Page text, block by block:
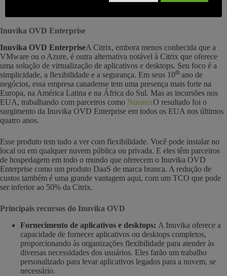
Inuvika OVD Enterprise
Inuvika OVD EnterpriseA Citrix, embora menos conhecida que a
VMware ou o Azure, é outra alternativa notável à Citrix que oferece
uma solução de virtualização de aplicativos e desktops. Seu foco é a
simplicidade, a flexibilidade e a segurança. Em seus 10th ano de
negócios, essa empresa canadense tem uma presença mais forte na
Europa, na América Latina e na África do Sul. Mas as incursões nos
EUA, trabalhando com parceiros como NutanixO resultado foi o
surgimento da Inuvika OVD Enterprise em todos os EUA nos últimos
quatro anos.
Esse produto tem tudo a ver com flexibilidade. Você pode instalar no
local ou em qualquer nuvem pública ou privada. E eles têm parceiros
de hospedagem em todo o mundo que oferecem o Inuvika OVD
Enterprise como um produto DaaS de marca branca. A redução de
custos também é uma grande vantagem aqui, com um TCO que pode
ser inferior ao 50% da Citrix.
Principais recursos do Inuvika OVD
Fornecimento de aplicativos e desktops: A Inuvika oferece a
capacidade de fornecer aplicativos ou desktops completos,
proporcionando às organizações flexibilidade para atender às
diversas necessidades dos usuários. Eles farão um trabalho
personalizado para levar aplicativos legados para a nuvem, se
necessário.